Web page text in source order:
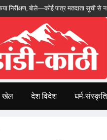
बोले—कोई पात्र मतदाता सूची से न छूटे…
खेल देश विदेश धर्म-संस्कृति